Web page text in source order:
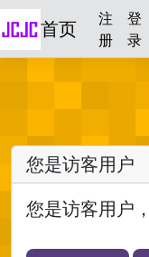
首页
注
册
登
录
您是访客用户
您是访客用户